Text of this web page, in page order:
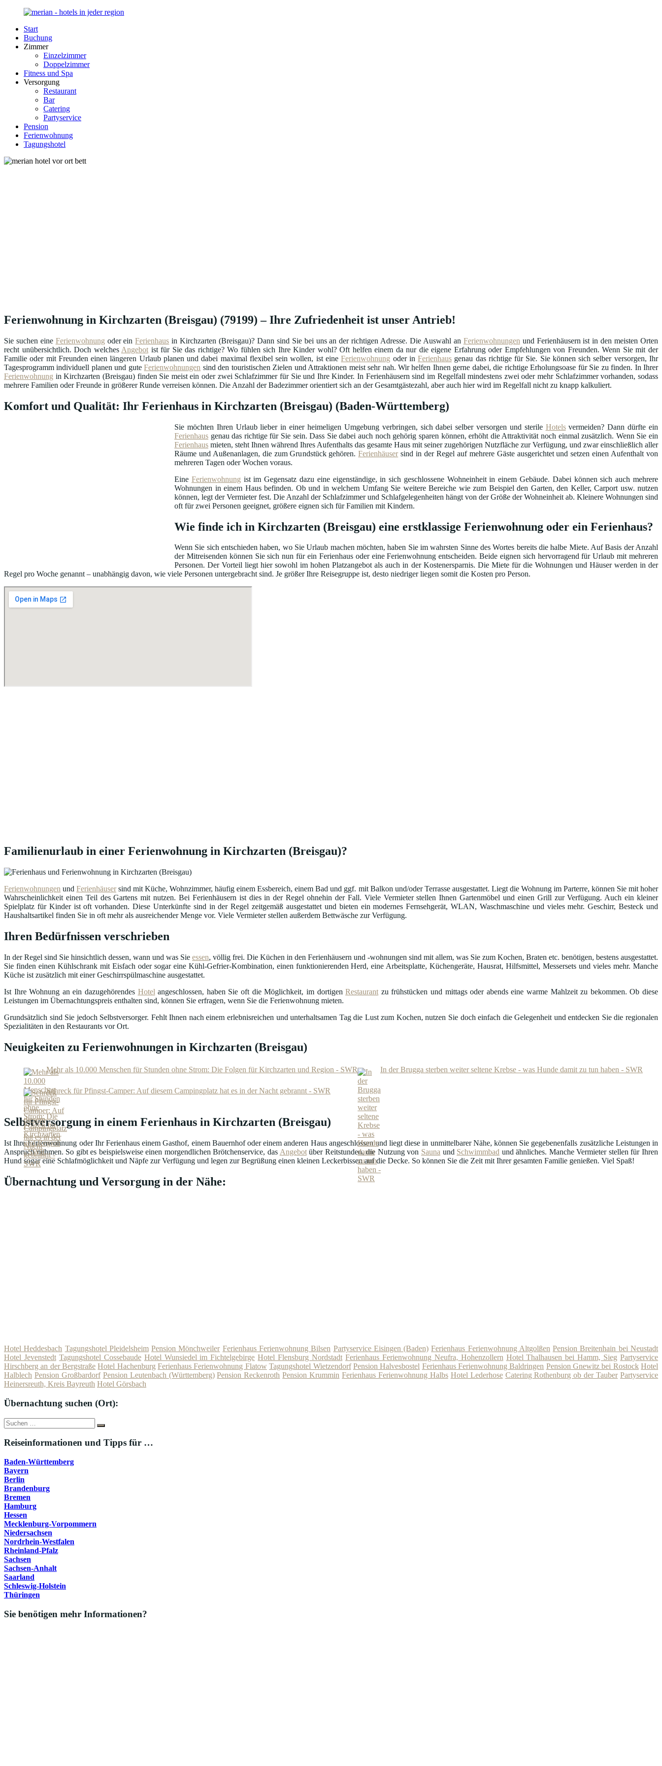
Zurück
Inhalt
Merian-
Hotel.de
Portal
Unterkunft
Deutschland
Start
Buchung
Zimmer
Einzelzimmer
Doppelzimmer
Fitness und Spa
Versorgung
Restaurant
Bar
Catering
Partyservice
Pension
Ferienwohnung
Tagungshotel
Ferienwohnung in Kirchzarten (Breisgau) (79199) – Ihre Zufriedenheit ist unser Antrieb!
Sie suchen eine Ferienwohnung oder einFerienhaus in Kirchzarten (Breisgau)? Dann sind Sie bei uns an der richtigen Adresse. Die Auswahl an Ferienwohnungen und Ferienhäusern ist in den meisten Orten
recht unübersichtlich. Doch welches Angebot ist für Sie das richtige? Wo fühlen sich Ihre Kinder wohl? Oft helfen einem da nur die eigene Erfahrung oder Empfehlungen von Freunden. Wenn Sie mit der
Familie oder mit Freunden einen längeren Urlaub planen und dabei maximal flexibel sein wollen, ist eineFerienwohnung oder inFerienhaus genau das richtige für Sie. Sie können sich selber versorgen, Ihr
Tagesprogramm individuell planen und guteFerienwohnungen sind den touristischen Zielen und Attraktionen meist sehr nah. Wir helfen Ihnen gerne dabei, die richtige Erholungsoase für Sie zu finden. In Ihrer
Ferienwohnung in Kirchzarten (Breisgau) finden Sie meist ein oder zwei Schlafzimmer für Sie und Ihre Kinder. In Ferienhäusern sind im Regelfall mindestens zwei oder mehr Schlafzimmer vorhanden, sodass
mehrere Familien oder Freunde in größerer Runde verreisen können. Die Anzahl der Badezimmer orientiert sich an der Gesamtgästezahl, aber auch hier wird im Regelfall nicht zu knapp kalkuliert.
Komfort und Qualität: Ihr Ferienhaus in Kirchzarten (Breisgau) (Baden-Württemberg)
Sie möchten Ihren Urlaub lieber in einer heimeligen Umgebung verbringen, sich dabei selber versorgen und sterile Hotelsvermeiden? Dann dürfte ein
Ferienhaus genau das richtige für Sie sein. Dass Sie dabei auch noch gehörig sparen können, erhöht die Attraktivität noch einmal zusätzlich. Wenn Sie ein
Ferienhaus mieten, steht Ihnen während Ihres Aufenthalts das gesamte Haus mit seiner zugehörigen Nutzfläche zur Verfügung, und zwar einschließlich aller
Räume und Außenanlagen, die zum Grundstück gehören.Ferienhäusersind in der Regel auf mehrere Gäste ausgerichtet und setzen einen Aufenthalt von
mehreren Tagen oder Wochen voraus.
Eine Ferienwohnung ist im Gegensatz dazu eine eigenständige, in sich geschlossene Wohneinheit in einem Gebäude. Dabei können sich auch mehrere
Wohnungen in einem Haus befinden. Ob und in welchem Umfang Sie weitere Bereiche wie zum Beispiel den Garten, den Keller, Carport usw. nutzen
können, legt der Vermieter fest. Die Anzahl der Schlafzimmer und Schlafgelegenheiten hängt von der Größe der Wohneinheit ab. Kleinere Wohnungen sind
oft für zwei Personen geeignet, größere eignen sich für Familien mit Kindern.
Wie finde ich in Kirchzarten (Breisgau) eine erstklassige Ferienwohnung oder ein Ferienhaus?
Wenn Sie sich entschieden haben, wo Sie Urlaub machen möchten, haben Sie im wahrsten Sinne des Wortes bereits die halbe Miete. Auf Basis der Anzahl
der Mitreisenden können Sie sich nun für ein Ferienhaus oder eine Ferienwohnung entscheiden. Beide eignen sich hervorragend für Urlaub mit mehreren
Personen. Der Vorteil liegt hier sowohl im hohen Platzangebot als auch in der Kostenersparnis. Die Miete für die Wohnungen und Häuser werden in der
Regel pro Woche genannt – unabhängig davon, wie viele Personen untergebracht sind. Je größer Ihre Reisegruppe ist, desto niedriger liegen somit die Kosten pro Person.
Familienurlaub in einer Ferienwohnung in Kirchzarten (Breisgau)?
Ferienwohnungen undFerienhäusersind mit Küche, Wohnzimmer, häufig einem Essbereich, einem Bad und ggf. mit Balkon und/oder Terrasse ausgestattet. Liegt die Wohnung im Parterre, können Sie mit hoher
Wahrscheinlichkeit einen Teil des Gartens mit nutzen. Bei Ferienhäusern ist dies in der Regel ohnehin der Fall. Viele Vermieter stellen Ihnen Gartenmöbel und einen Grill zur Verfügung. Auch ein kleiner
Spielplatz für Kinder ist oft vorhanden. Diese Unterkünfte sind in der Regel zeitgemäß ausgestattet und bieten ein modernes Fernsehgerät, WLAN, Waschmaschine und vieles mehr. Geschirr, Besteck und
Haushaltsartikel finden Sie in oft mehr als ausreichender Menge vor. Viele Vermieter stellen außerdem Bettwäsche zur Verfügung.
Ihren Bedürfnissen verschrieben
In der Regel sind Sie hinsichtlich dessen, wann und was Sie essen, völlig frei. Die Küchen in den Ferienhäusern und -wohnungen sind mit allem, was Sie zum Kochen, Braten etc. benötigen, bestens ausgestattet.
Sie finden einen Kühlschrank mit Eisfach oder sogar eine Kühl-Gefrier-Kombination, einen funktionierenden Herd, eine Arbeitsplatte, Küchengeräte, Hausrat, Hilfsmittel, Messersets und vieles mehr. Manche
Küche ist zusätzlich mit einer Geschirrspülmaschine ausgestattet.
Ist Ihre Wohnung an ein dazugehörendes Hotel angeschlossen, haben Sie oft die Möglichkeit, im dortigenRestaurant zu frühstücken und mittags oder abends eine warme Mahlzeit zu bekommen. Ob diese
Leistungen im Übernachtungspreis enthalten sind, können Sie erfragen, wenn Sie die Ferienwohnung mieten.
Grundsätzlich sind Sie jedoch Selbstversorger. Fehlt Ihnen nach einem erlebnisreichen und unterhaltsamen Tag die Lust zum Kochen, nutzen Sie doch einfach die Gelegenheit und entdecken Sie die regionalen
Spezialitäten in den Restaurants vor Ort.
Neuigkeiten zu Ferienwohnungen in Kirchzarten (Breisgau)
Mehr als 10.000 Menschen für Stunden ohne Strom: Die Folgen für Kirchzarten und Region - SWR In der Brugga sterben weiter seltene Krebse - was Hunde damit zu tun haben - SWR
Schreck für Pfingst-Camper: Auf diesem Campingplatz hat es in der Nacht gebrannt - SWR
Selbstversorgung in einem Ferienhaus in Kirchzarten (Breisgau)
Ist Ihre Ferienwohnung oder Ihr Ferienhaus einem Gasthof, einem Bauernhof oder einem anderen Haus angeschlossen und liegt diese in unmittelbarer Nähe, können Sie gegebenenfalls zusätzliche Leistungen in
Anspruch nehmen. So gibt es beispielsweise einen morgendlichen Brötchenservice, das Angebotüber Reitstunden, die Nutzung von Sauna und Schwimmbad und ähnliches. Manche Vermieter stellen für Ihren
Hund sogar eine Schlafmöglichkeit und Näpfe zur Verfügung und legen zur Begrüßung einen kleinen Leckerbissen auf die Decke. So können Sie die Zeit mit Ihrer gesamten Familie genießen. Viel Spaß!
Übernachtung und Versorgung in der Nähe:
Hotel Heddesbach Tagungshotel Pleidelsheim Pension Mönchweiler Ferienhaus Ferienwohnung Bilsen Partyservice Eisingen (Baden) Ferienhaus Ferienwohnung Altgolßen Pension Breitenhain bei Neustadt
Hotel Jevenstedt Tagungshotel Cossebaude Hotel Wunsiedel im Fichtelgebirge Hotel Flensburg Nordstadt Ferienhaus Ferienwohnung Neufra, Hohenzollern Hotel Thalhausen bei Hamm, Sieg Partyservice
Hirschberg an der Bergstraße Hotel Hachenburg Ferienhaus Ferienwohnung Flatow Tagungshotel Wietzendorf Pension Halvesbostel Ferienhaus Ferienwohnung Baldringen Pension Gnewitz bei Rostock Hotel
Halblech Pension Großbardorf Pension Leutenbach (Württemberg) Pension Reckenroth Pension Krummin Ferienhaus Ferienwohnung Halbs Hotel Lederhose Catering Rothenburg ob der Tauber Partyservice
Heinersreuth, Kreis Bayreuth Hotel Görsbach
Übernachtung suchen (Ort):
Suche
nach:
Suchen
Reiseinformationen und Tipps für …
Baden-Württemberg
Bayern
Berlin
Brandenburg
Bremen
Hamburg
Hessen
Mecklenburg-Vorpommern
Niedersachsen
Nordrhein-Westfalen
Rheinland-Pfalz
Sachsen
Sachsen-Anhalt
Saarland
Schleswig-Holstein
Thüringen
Sie benötigen mehr Informationen?